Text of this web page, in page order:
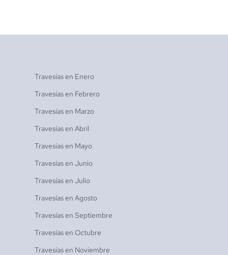
Travesías en Enero
Travesías en Febrero
Travesías en Marzo
Travesías en Abril
Travesías en Mayo
Travesías en Junio
Travesías en Julio
Travesías en Agosto
Travesías en Septiembre
Travesías en Octubre
Travesías en Noviembre